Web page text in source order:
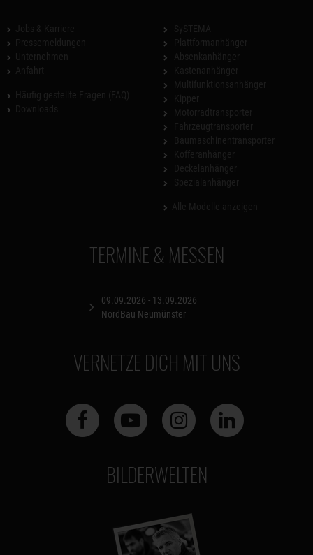
TERMINE & MESSEN
09.09.2026 - 13.09.2026
NordBau Neumünster
VERNETZE DICH MIT UNS
BILDERWELTEN